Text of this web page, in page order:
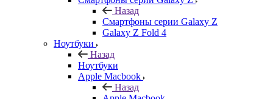
Назад
Смартфоны серии Galaxy Z
Galaxy Z Fold 4
Ноутбуки
Назад
Ноутбуки
Apple Macbook
Назад